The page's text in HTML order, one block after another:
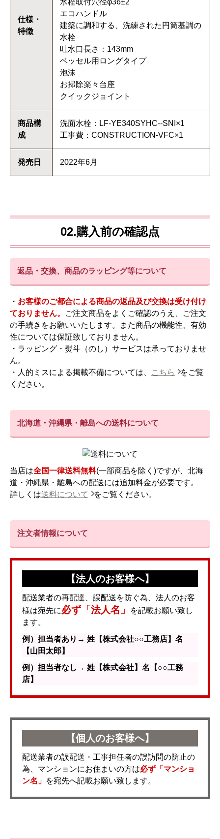
仕様・
特徴
水栓取付穴径φ36±2
エコハンドル
建築に調和する、洗練された円筒基調の
水栓
吐水口長さ：143mm
ベッセル用ロングタイプ
泡沫
お掃除楽々台座
クイックジョイント
商品構
成
洗面水栓：LF-YE340SYHC--SNI×1
工事費：CONSTRUCTION-VFC×1
発売日 2022年6月
02.購入前の確認点
返品・交換、商品のラッピング等について
・ お客様のご都合による商品の返品及び交換は受け付け
ておりません。
ご注文商品をよくご確認のうえ、ご注文
の手続きをお願いいたします。また商品の機能性、有効
性については保証致しておりません。
・ラッピング・熨斗（のし）サービスは承っておりませ
ん。
・人的ミスによる掲載不備については、
こちら
をご覧
ください。
北海道・沖縄県・離島への送料について
当店は全国一律送料無料(一部商品を除く)ですが、北海
道・沖縄県・離島への配送には追加料金が必要です。
詳しくは送料について をご覧ください。
注文者情報について
【法人のお客様へ】
配送業者の再配達、誤配送を防ぐ為、法人のお客
様は宛先に必ず「法人名」
を記載お願い致し
ます。
例）担当者あり→ 姓【株式会社○○工務店】名
【山田太郎】
例）担当者なし→ 姓【株式会社】名【○○工務
店】
【個人のお客様へ】
配送業者の誤配送・工事担任者の誤訪問の防止の
為、マンションにお住まいの方は必ず「マンショ
ン名」 を宛先へ記載お願い致します。